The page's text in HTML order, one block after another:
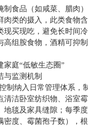
制食品（如咸菜、腊肉
肉类的摄入，此类食物
买现吃，避免长时间冷
高组胺食物，酒精可抑
家庭“低敏生态圈”
与监测机制
制纳入日常管理体系，
清洁卧室纺织物、浴室
地毯及家具缝隙；每季
密度、霉菌孢子数），